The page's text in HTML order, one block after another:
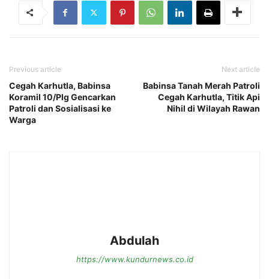
Previous article
Cegah Karhutla, Babinsa
Koramil 10/Plg Gencarkan
Patroli dan Sosialisasi ke
Warga
Next article
Babinsa Tanah Merah Patroli
Cegah Karhutla, Titik Api
Nihil di Wilayah Rawan
Abdulah
https://www.kundurnews.co.id